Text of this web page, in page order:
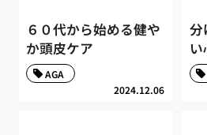
６０代から始める健や
か頭皮ケア
2024.12.06
AGA
分